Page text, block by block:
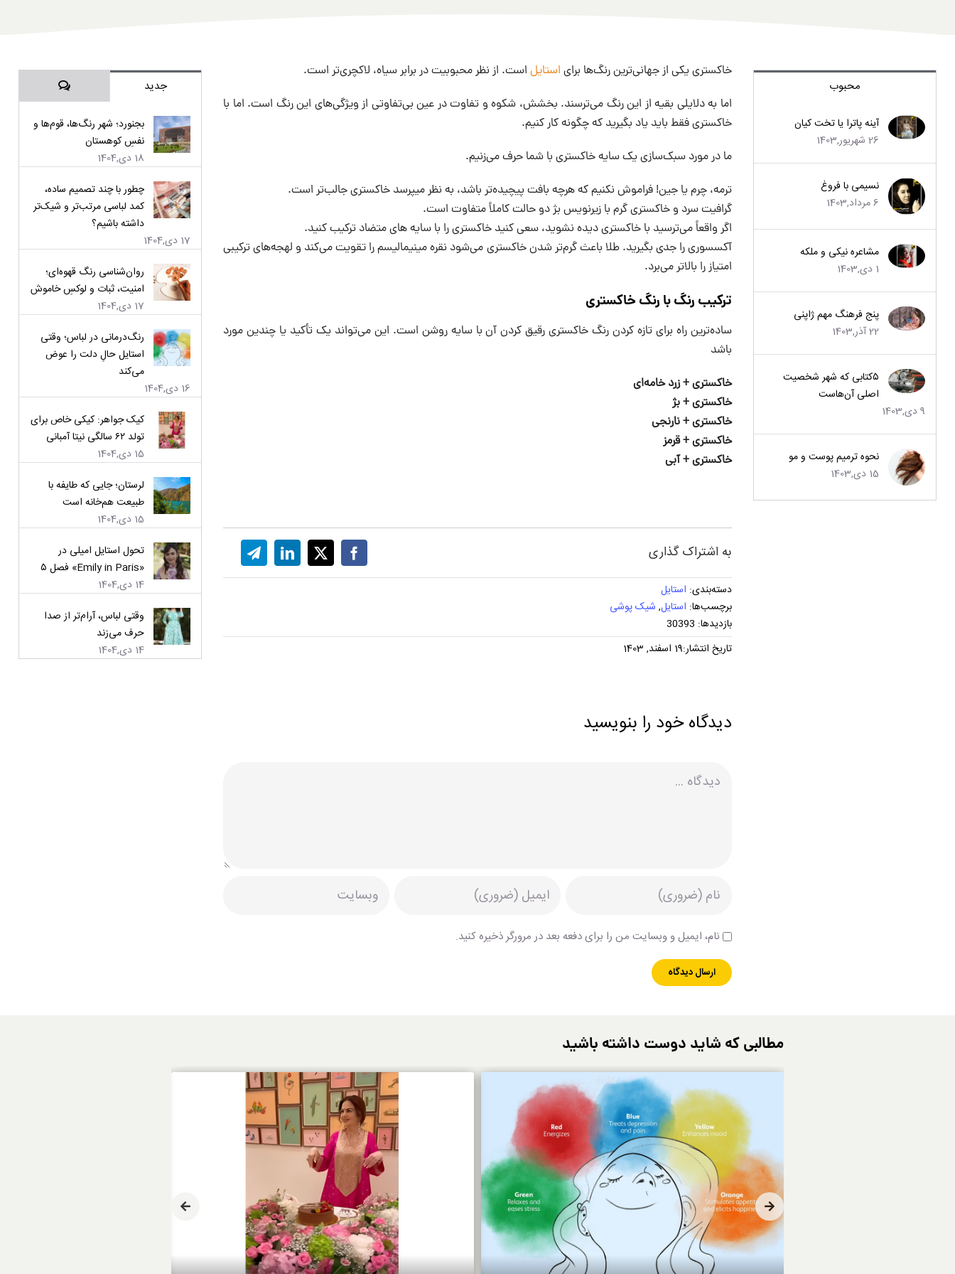
محبوب
آینه پاترا یا تخت کیان
26 شهریور,1403
نسیمی با فروغ
6 مرداد,1403
مشاعره نیکی و ملکه
1 دی,1403
پنج فرهنگ مهم ژاپنی
22 آذر,1403
۵کتابی که شهر شخصیت
اصلی آن‌هاست
9 دی,1403
نحوه ترمیم پوست و مو
15 دی,1403
خاکستری یکی از جهانی‌ترین رنگ‌ها برای استایل است. از نظر محبوبیت در برابر سیاه، لاکچری‌تر است.
اما به دلایلی بقیه از این رنگ می‌ترسند. بخشش، شکوه و تفاوت در عین بی‌تفاوتی از ویژگی‌های این رنگ است. اما با
خاکستری فقط باید یاد بگیرید که چگونه کار کنیم.
ما در مورد سبک‌سازی یک سایه خاکستری با شما حرف می‌زنیم.
ترمه، چرم یا جین! فراموش نکنیم که هرچه بافت پیچیده‌تر باشد، به نظر میپرسد خاکستری جالب‌تر است.
گرافیت سرد و خاکستری گرم با زیرنویس بژ دو حالت کاملاً متفاوت است.
اگر واقعاً می‌ترسید با خاکستری دیده نشوید، سعی کنید خاکستری را با سایه های متضاد ترکیب کنید.
آکسسوری را جدی بگیرید. طلا باعث گرم‌تر شدن خاکستری می‌شود نقره‌ مینیمالیسم را تقویت می‌کند و لهجه‌های ترکیبی
امتیاز را بالاتر می‌برد.
ترکیب رنگ با رنگ خاکستری
ساده‌ترین راه برای تازه کردن رنگ خاکستری رقیق کردن آن با سایه روشن است. این می‌تواند یک تأکید یا چندین مورد
باشد
خاکستری + زرد خامه‌ای
خاکستری + بژ
خاکستری + نارنجی
خاکستری + قرمز
خاکستری + آبی
به اشتراک گذاری
دسته‌بندی: استایل
برچسب‌ها: استایل, شیک پوشی
بازدیدها: 30393
تاریخ انتشار:19 اسفند, 1403
دیدگاه خود را بنویسید
نام، ایمیل و وبسایت من را برای دفعه بعد در مرورگر ذخیره کنید.
جدید دیدگاه‌ها
بجنورد؛ شهر رنگ‌ها، قوم‌ها و
نفسِ کوهستان
18 دی,1404
چطور با چند تصمیم ساده،
کمد لباسی مرتب‌تر و شیک‌تر
داشته باشیم؟
17 دی,1404
روان‌شناسی رنگ قهوه‌ای؛
امنیت، ثبات و لوکسِ خاموش
17 دی,1404
رنگ‌درمانی در لباس؛ وقتی
استایل حالِ دلت را عوض
می‌کند
16 دی,1404
کیک جواهر: کیکی خاص برای
تولد ۶۲ سالگی نیتا آمبانی
15 دی,1404
لرستان؛ جایی که طایفه با
طبیعت هم‌خانه است
15 دی,1404
تحول استایل امیلی در
«Emily in Paris» فصل ۵
14 دی,1404
وقتی لباس، آرام‌تر از صدا
حرف می‌زند
14 دی,1404
مطالبی که شاید دوست داشته باشید